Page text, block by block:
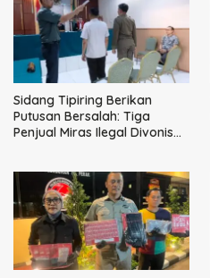
Sidang Tipiring Berikan
Putusan Bersalah: Tiga
Penjual Miras Ilegal Divonis